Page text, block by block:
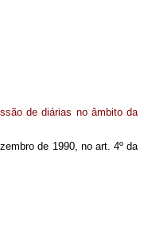
de diárias no âmbito da
de 1990, no art. 4º da